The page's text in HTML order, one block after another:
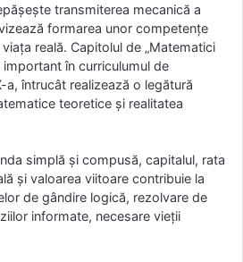
transmiterea mecanică a
formarea unor competențe
reală. Capitolul de „Matematici
în curriculumul de
a, întrucât realizează o legătură
teoretice și realitatea
simplă și compusă, capitalul, rata
și valoarea viitoare contribuie la
de gândire logică, rezolvare de
informate, necesare vieții